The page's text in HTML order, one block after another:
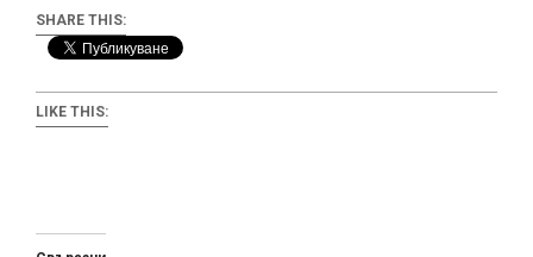
SHARE THIS:
LIKE THIS: